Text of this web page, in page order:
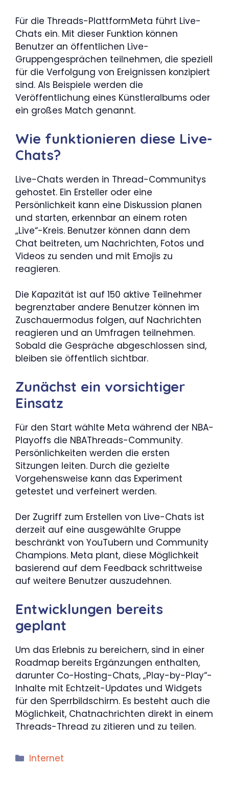
Für die Threads-PlattformMeta führt Live-
Chats ein. Mit dieser Funktion können
Benutzer an öffentlichen Live-
Gruppengesprächen teilnehmen, die speziell
für die Verfolgung von Ereignissen konzipiert
sind. Als Beispiele werden die
Veröffentlichung eines Künstleralbums oder
ein großes Match genannt.
Wie funktionieren diese Live-
Chats?
Live-Chats werden in Thread-Communitys
gehostet. Ein Ersteller oder eine
Persönlichkeit kann eine Diskussion planen
und starten, erkennbar an einem roten
„Live“-Kreis. Benutzer können dann dem
Chat beitreten, um Nachrichten, Fotos und
Videos zu senden und mit Emojis zu
reagieren.
Die Kapazität ist auf 150 aktive Teilnehmer
begrenztaber andere Benutzer können im
Zuschauermodus folgen, auf Nachrichten
reagieren und an Umfragen teilnehmen.
Sobald die Gespräche abgeschlossen sind,
bleiben sie öffentlich sichtbar.
Zunächst ein vorsichtiger
Einsatz
Für den Start wählte Meta während der NBA-
Playoffs die NBAThreads-Community.
Persönlichkeiten werden die ersten
Sitzungen leiten. Durch die gezielte
Vorgehensweise kann das Experiment
getestet und verfeinert werden.
Der Zugriff zum Erstellen von Live-Chats ist
derzeit auf eine ausgewählte Gruppe
beschränkt von YouTubern und Community
Champions. Meta plant, diese Möglichkeit
basierend auf dem Feedback schrittweise
auf weitere Benutzer auszudehnen.
Entwicklungen bereits
geplant
Um das Erlebnis zu bereichern, sind in einer
Roadmap bereits Ergänzungen enthalten,
darunter Co-Hosting-Chats, „Play-by-Play“-
Inhalte mit Echtzeit-Updates und Widgets
für den Sperrbildschirm. Es besteht auch die
Möglichkeit, Chatnachrichten direkt in einem
Threads-Thread zu zitieren und zu teilen.
Kategorien
Internet